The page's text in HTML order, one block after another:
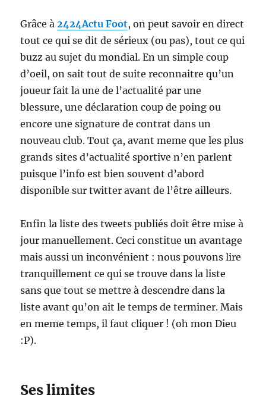
Grâce à2424Actu Foot, on peut savoir en direct
tout ce qui se dit de sérieux (ou pas), tout ce qui
buzz au sujet du mondial. En un simple coup
d’oeil, on sait tout de suite reconnaitre qu’un
joueur fait la une de l’actualité par une
blessure, une déclaration coup de poing ou
encore une signature de contrat dans un
nouveau club. Tout ça, avant meme que les plus
grands sites d’actualité sportive n’en parlent
puisque l’info est bien souvent d’abord
disponible sur twitter avant de l’être ailleurs.
Enfin la liste des tweets publiés doit être mise à
jour manuellement. Ceci constitue un avantage
mais aussi un inconvénient : nous pouvons lire
tranquillement ce qui se trouve dans la liste
sans que tout se mettre à descendre dans la
liste avant qu’on ait le temps de terminer. Mais
en meme temps, il faut cliquer ! (oh mon Dieu
:P).
Ses limites